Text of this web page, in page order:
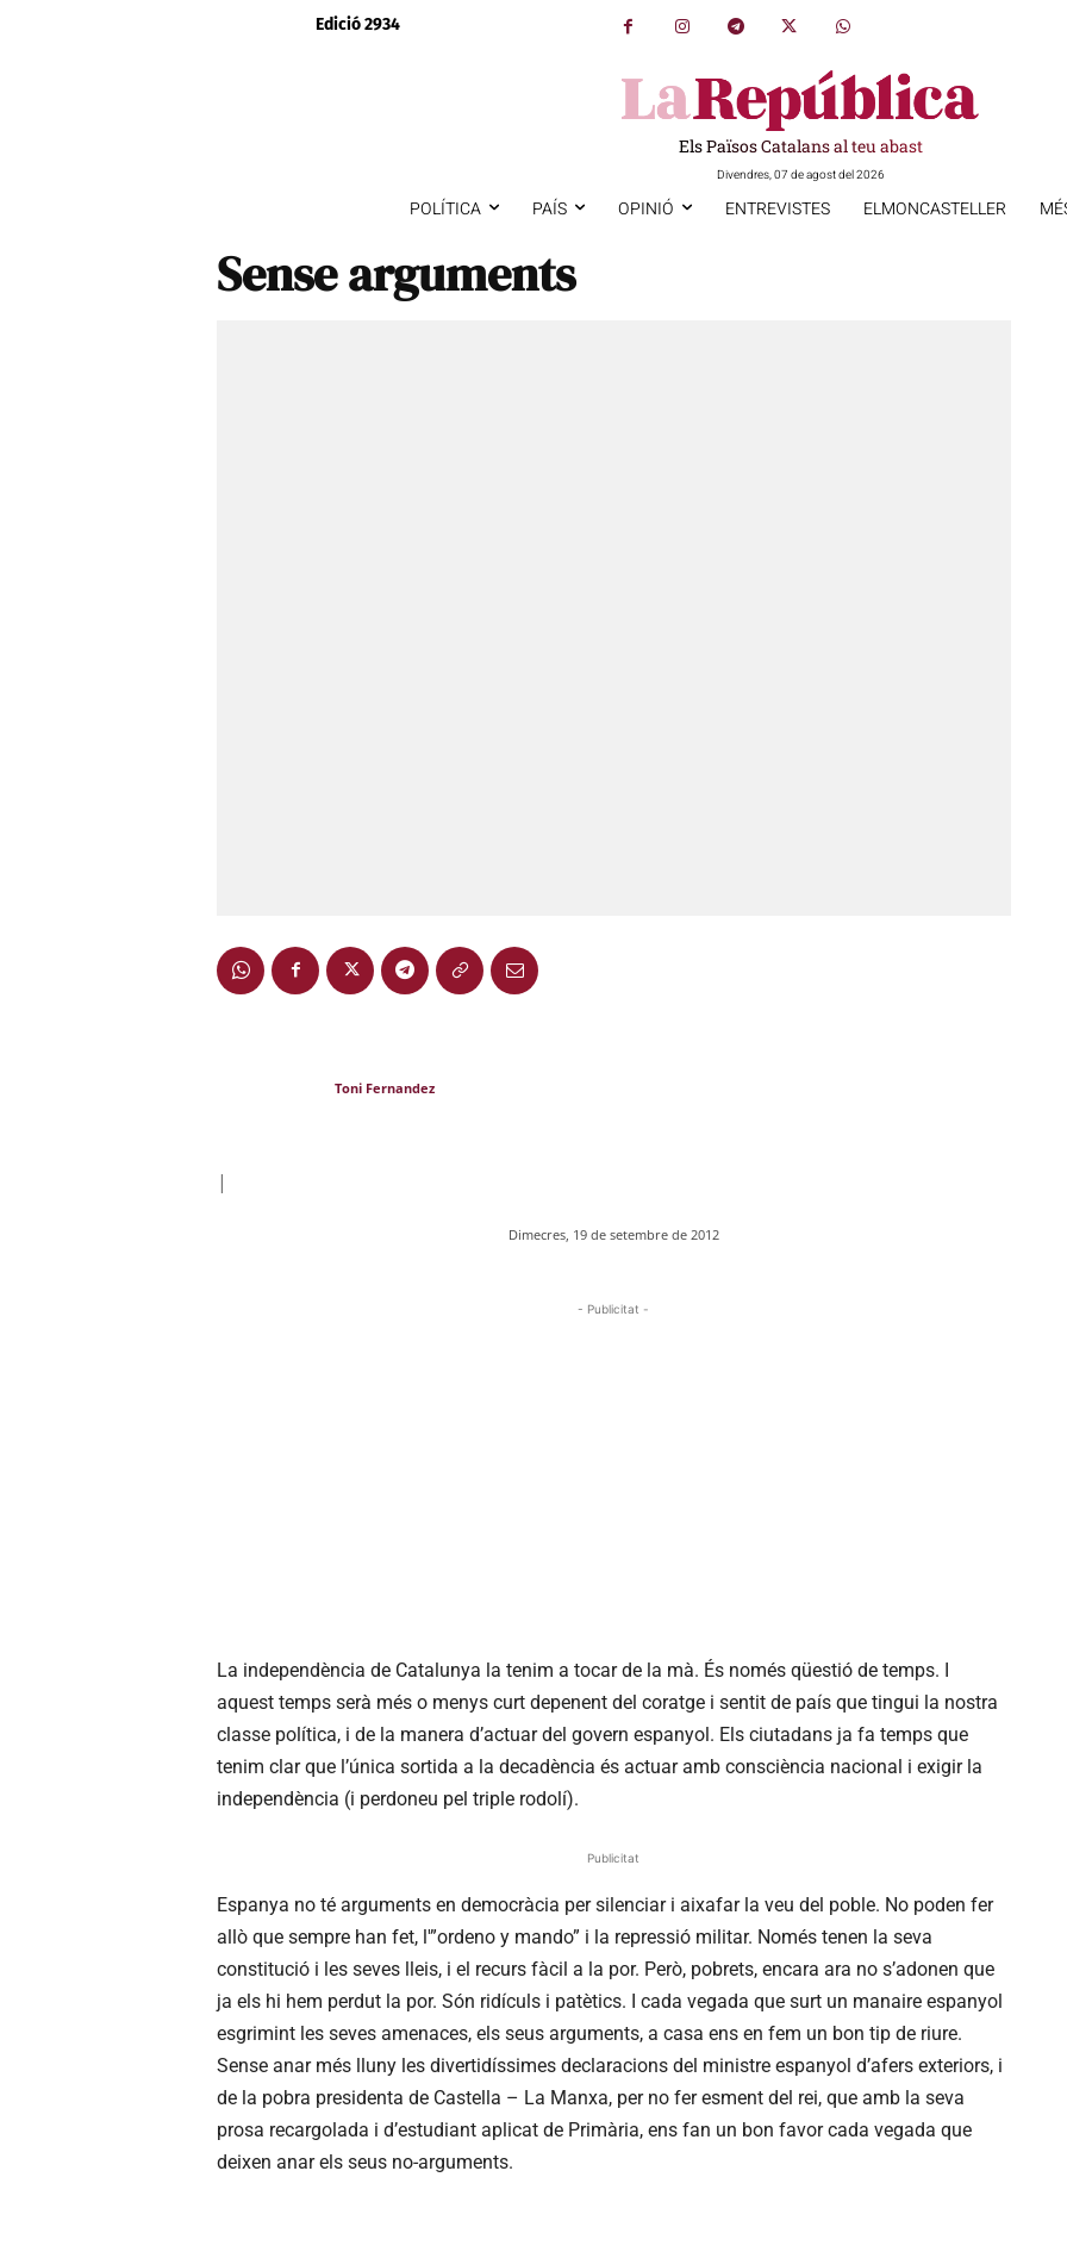
Edició 2934
Els Països Catalans al teu abast
Divendres, 07 de agost del 2026
POLÍTICA PAÍS OPINIÓ ENTREVISTES ELMONCASTELLER
Sense arguments
Toni Fernandez
|
Dimecres, 19 de setembre de 2012
- Publicitat -
La independència de Catalunya la tenim a tocar de la mà. És només qüestió de temps. I
aquest temps serà més o menys curt depenent del coratge i sentit de país que tingui la nostra
classe política, i de la manera d’actuar del govern espanyol. Els ciutadans ja fa temps que
tenim clar que l’única sortida a la decadència és actuar amb consciència nacional i exigir la
independència (i perdoneu pel triple rodolí).
Publicitat
Espanya no té arguments en democràcia per silenciar i aixafar la veu del poble. No poden fer
allò que sempre han fet, l'”ordeno y mando” i la repressió militar. Només tenen la seva
constitució i les seves lleis, i el recurs fàcil a la por. Però, pobrets, encara ara no s’adonen que
ja els hi hem perdut la por. Són ridículs i patètics. I cada vegada que surt un manaire espanyol
esgrimint les seves amenaces, els seus arguments, a casa ens en fem un bon tip de riure.
Sense anar més lluny les divertidíssimes declaracions del ministre espanyol d’afers exteriors, i
de la pobra presidenta de Castella – La Manxa, per no fer esment del rei, que amb la seva
prosa recargolada i d’estudiant aplicat de Primària, ens fan un bon favor cada vegada que
deixen anar els seus no-arguments.